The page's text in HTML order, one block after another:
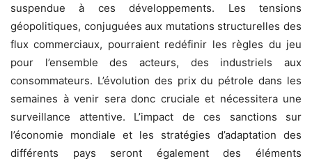
suspendue à ces développements. Les tensions
géopolitiques, conjuguées aux mutations structurelles des
flux commerciaux, pourraient redéfinir les règles du jeu
pour l’ensemble des acteurs, des industriels aux
consommateurs. L’évolution des prix du pétrole dans les
semaines à venir sera donc cruciale et nécessitera une
surveillance attentive. L’impact de ces sanctions sur
l’économie mondiale et les stratégies d’adaptation des
différents pays seront également des éléments